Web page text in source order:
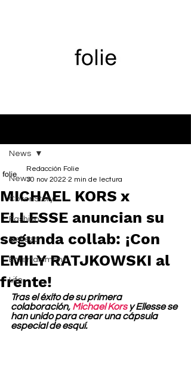
News
Cover Story
Fashion
Belleza
Entertainment
Life
News
MICHAEL KORS x
ELLESSE anuncian su
segunda collab: ¡Con
EMILY RATJKOWSKI al
frente!
Redacción Folie
30 nov 2022 2 min de lectura
Tras el éxito de su primera
colaboración, Michael Kors y Ellesse se
han unido para crear una cápsula
especial de esquí.